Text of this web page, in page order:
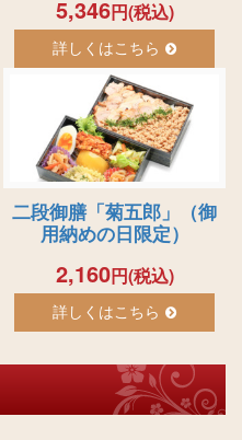
5,346円(税込)
詳しくはこちら
二段御膳「菊五郎」（御
用納めの日限定）
2,160円(税込)
詳しくはこちら